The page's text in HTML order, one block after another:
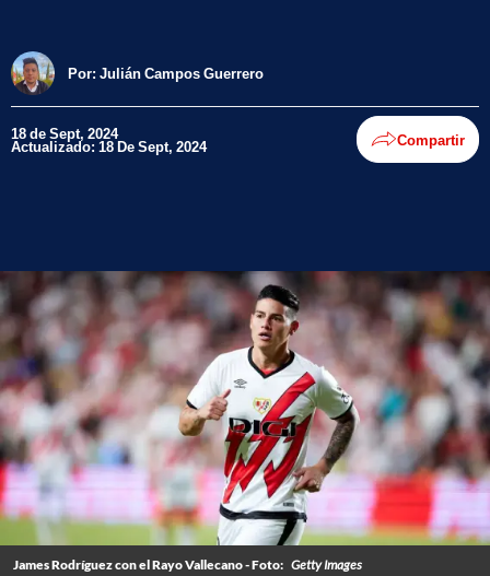
Por: Julián Campos Guerrero
18 de Sept, 2024
Actualizado: 18 De Sept, 2024 Compartir
James Rodríguez con el Rayo Vallecano - Foto: Getty Images